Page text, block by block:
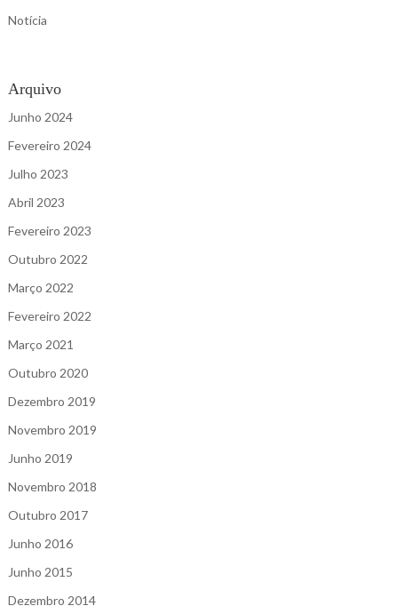
Notícia
Arquivo
Junho 2024
Fevereiro 2024
Julho 2023
Abril 2023
Fevereiro 2023
Outubro 2022
Março 2022
Fevereiro 2022
Março 2021
Outubro 2020
Dezembro 2019
Novembro 2019
Junho 2019
Novembro 2018
Outubro 2017
Junho 2016
Junho 2015
Dezembro 2014